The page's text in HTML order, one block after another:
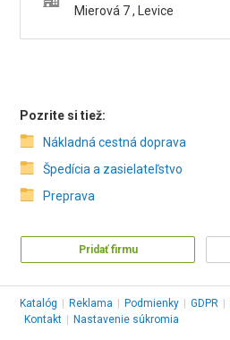
Mierová 7 , Levice
Pozrite si tiež:
Nákladná cestná doprava
Špedícia a zasielateľstvo
Preprava
Pridať firmu
Katalóg Reklama Podmienky GDPR
Kontakt
Nastavenie súkromia